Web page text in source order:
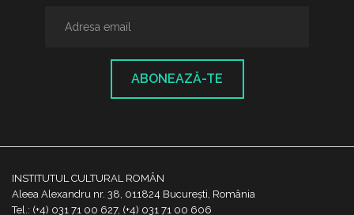
ABONEAZĂ-TE
INSTITUTUL CULTURAL ROMÂN
Aleea Alexandru nr. 38, 011824 București, România
Tel.: (+4) 031 71 00 627, (+4) 031 71 00 606